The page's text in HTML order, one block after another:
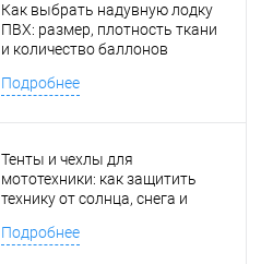
Как выбрать надувную лодку
ПВХ: размер, плотность ткани
и количество баллонов
Подробнее
Тенты и чехлы для
мототехники: как защитить
технику от солнца, снега и
Подробнее